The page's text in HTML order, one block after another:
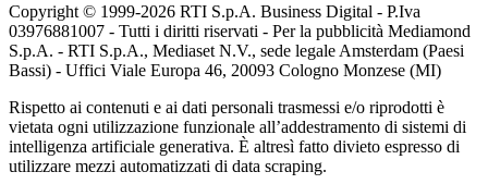
Copyright © 1999-2026 RTI S.p.A. Business Digital - P.Iva
03976881007 - Tutti i diritti riservati - Per la pubblicità Mediamond
S.p.A. - RTI S.p.A., Mediaset N.V., sede legale Amsterdam (Paesi
Bassi) - Uffici Viale Europa 46, 20093 Cologno Monzese (MI)
Rispetto ai contenuti e ai dati personali trasmessi e/o riprodotti è
vietata ogni utilizzazione funzionale all’addestramento di sistemi di
intelligenza artificiale generativa. È altresì fatto divieto espresso di
utilizzare mezzi automatizzati di data scraping.